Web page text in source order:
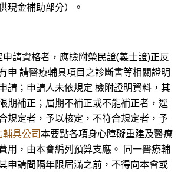
現金補助部分）。
請資格者，應檢附榮民證(義士證)正反
申 請醫療輔具項目之診斷書等相關證明
請；申請人未依規定 檢附證明資料，其
期補正；屆期不補正或不能補正者，逕
規定者，予以核定，不符合規定者，予
輔具公司本要點各項身心障礙重建及醫療
用，由本會編列預算支應。 同一醫療輔
申請間隔年限屆滿之前，不得向本會或